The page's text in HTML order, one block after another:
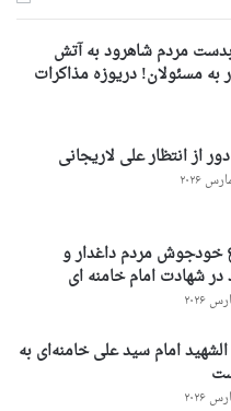
بدست مردم شاهرود به آتش
مسئولان! دریوزه مذاکرات
از انتظار علی لاریجانی
خودجوش مردم داغدار و
شهادت امام خامنه ای
امام سید علی خامنه‌ای به